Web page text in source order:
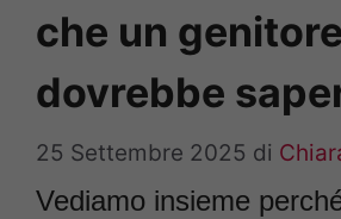
che un genitore
dovrebbe
25 Settembre 2025 di
Vediamo insieme